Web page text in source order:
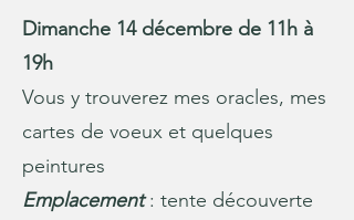
Dimanche 14 décembre de 11h à
19h
Vous y trouverez mes oracles, mes
cartes de voeux et quelques
peintures
Emplacement: tente découverte